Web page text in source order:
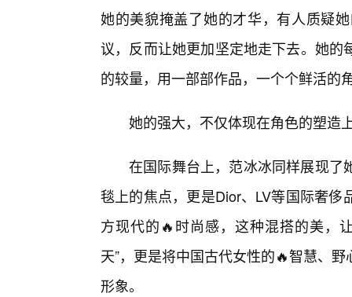
她的美貌掩盖了她的才华，有人质疑
议，反而让她更加坚定地走下去。她
的较量，用一部部作品，一个个鲜活的
她的强大，不仅体现在角色的塑造
在国际舞台上，范冰冰同样展现了
毯上的焦点，更是Dior、LV等国际奢
方现代的🔥时尚感，这种混搭的美，
天”，更是将中国古代女性的🔥智慧、
形象。